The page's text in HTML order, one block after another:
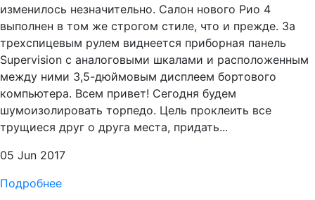
изменилось незначительно. Салон нового Рио 4
выполнен в том же строгом стиле, что и прежде. За
трехспицевым рулем виднеется приборная панель
Supervision с аналоговыми шкалами и расположенным
между ними 3,5-дюймовым дисплеем бортового
компьютера. Всем привет! Сегодня будем
шумоизолировать торпедо. Цель проклеить все
трущиеся друг о друга места, придать...
05 Jun 2017
Подробнее